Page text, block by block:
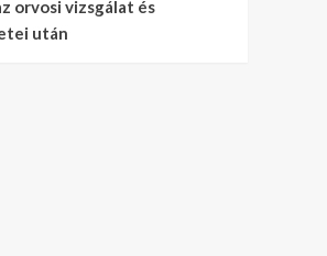
orvosi vizsgálat és
után